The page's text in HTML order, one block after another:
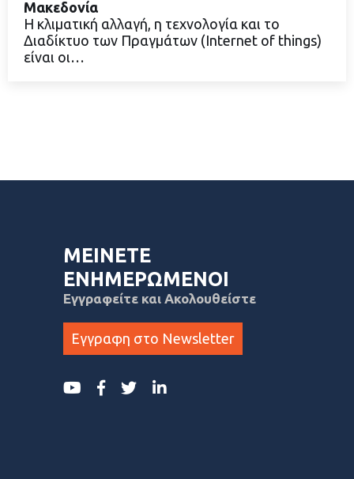
ΔΙΑΒΑΣΤΕ ΠΕΡΙΣΣΟΤΕΡΑ
Μακεδονία
Η κλιματική αλλαγή, η τεχνολογία και το
Διαδίκτυο των Πραγμάτων (Internet of things)
είναι οι…
ΜΕΙΝΕΤΕ
ΕΝΗΜΕΡΩΜΕΝΟΙ
Εγγραφείτε και Ακολουθείστε
Εγγραφη στο Newsletter